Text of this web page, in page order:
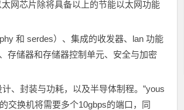
网芯片除将具备以上的节能以太网功能
和 serdes）、集成的收发器、lan 功能
存储器和存储器控制单元、安全与加密
、封装与功耗，以及半导体制程。”yous
交换机将需要多个10gbps的端口，同